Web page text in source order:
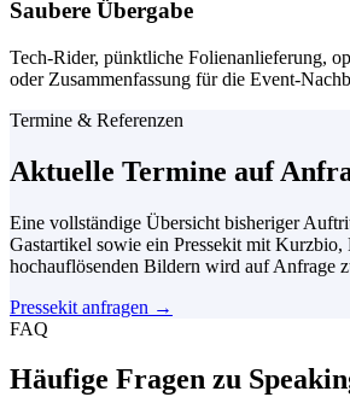
Saubere Übergabe
Tech-Rider, pünktliche Folienanlieferung,
oder Zusammenfassung für die Event-
Termine & Referenzen
Aktuelle Termine auf
Eine vollständige Übersicht bisheriger
Gastartikel sowie ein Pressekit mit Kurzbio,
hochauflösenden Bildern wird auf Anfrage
Pressekit anfragen →
FAQ
Häufige Fragen zu